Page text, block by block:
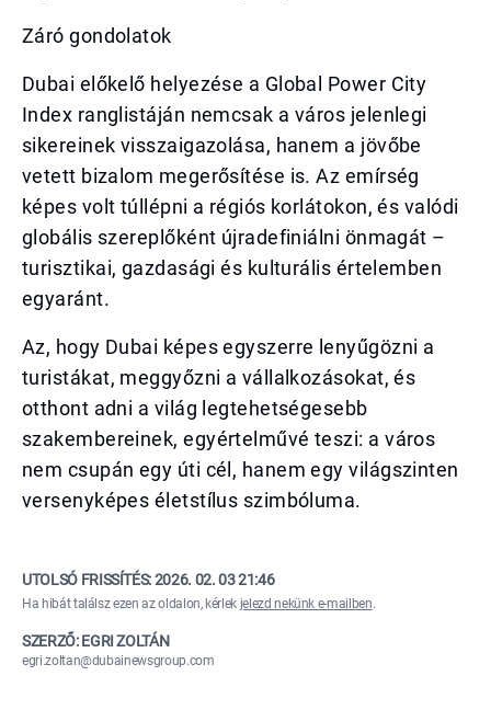
Záró gondolatok
Dubai előkelő helyezése a Global Power City
Index ranglistáján nemcsak a város jelenlegi
sikereinek visszaigazolása, hanem a jövőbe
vetett bizalom megerősítése is. Az emírség
képes volt túllépni a régiós korlátokon, és valódi
globális szereplőként újradefiniálni önmagát –
turisztikai, gazdasági és kulturális értelemben
egyaránt.
Az, hogy Dubai képes egyszerre lenyűgözni a
turistákat, meggyőzni a vállalkozásokat, és
otthont adni a világ legtehetségesebb
szakembereinek, egyértelművé teszi: a város
nem csupán egy úti cél, hanem egy világszinten
versenyképes életstílus szimbóluma.
UTOLSÓ FRISSÍTÉS:2026. 02. 03 21:46
Ha hibát találsz ezen az oldalon, kérlek jelezd nekünk e-mailben.
SZERZŐ: EGRI ZOLTÁN
egri.zoltan@dubainewsgroup.com